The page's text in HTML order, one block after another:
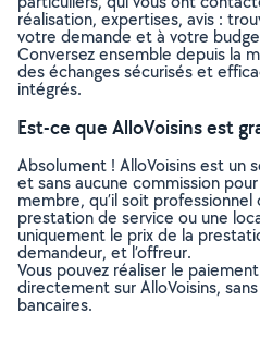
réalisation, expertises, avis :
votre demande et à votre
Conversez ensemble depuis la
des échanges sécurisés et
intégrés.
Est-ce que AlloVoisins est
Absolument ! AlloVoisins est un
et sans aucune commission
membre, qu’il soit
prestation de service ou une
uniquement le prix de la
demandeur, et l’offreur.
Vous pouvez réaliser le
directement sur AlloVoisins,
bancaires.